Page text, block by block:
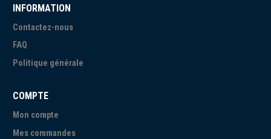
INFORMATION
Contactez-nous
FAQ
Politique générale
COMPTE
Mon compte
Mes commandes